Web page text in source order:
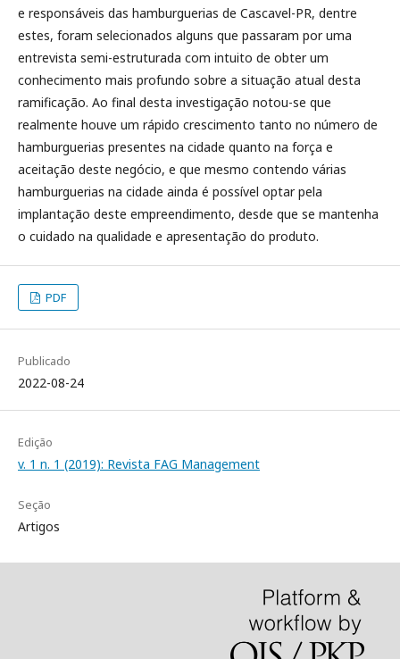
e responsáveis das hamburguerias de Cascavel-PR, dentre
estes, foram selecionados alguns que passaram por uma
entrevista semi-estruturada com intuito de obter um
conhecimento mais profundo sobre a situação atual desta
ramificação. Ao final desta investigação notou-se que
realmente houve um rápido crescimento tanto no número de
hamburguerias presentes na cidade quanto na força e
aceitação deste negócio, e que mesmo contendo várias
hamburguerias na cidade ainda é possível optar pela
implantação deste empreendimento, desde que se mantenha
o cuidado na qualidade e apresentação do produto.
PDF
Publicado
2022-08-24
Edição
v. 1 n. 1 (2019): Revista FAG Management
Seção
Artigos